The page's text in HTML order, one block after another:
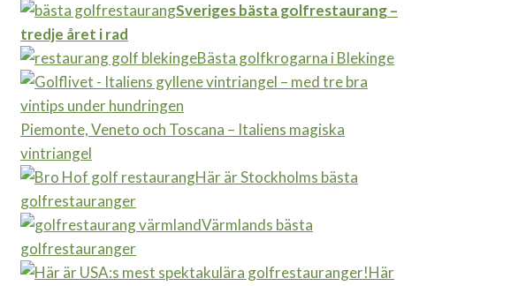
Sveriges bästa golfrestaurang –
tredje året i rad
Bästa golfkrogarna i Blekinge
Piemonte, Veneto och Toscana – Italiens magiska
vintriangel
Här är Stockholms bästa
golfrestauranger
Värmlands bästa
golfrestauranger
Här